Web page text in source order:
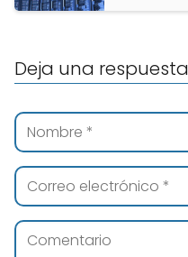
Deja una respuesta